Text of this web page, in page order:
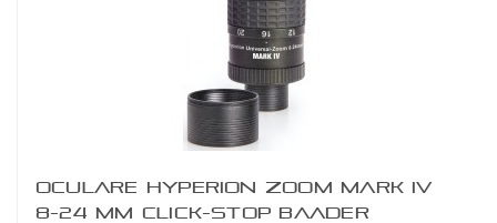
OCULARE HYPERION ZOOM MARK IV
8-24 MM CLICK-STOP BAADER